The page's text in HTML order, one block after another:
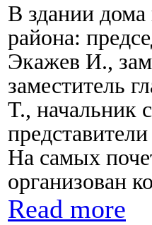
В здании дома
района:
Экажев И.,
заместитель
Т., начальник
На самых
организован
Read more